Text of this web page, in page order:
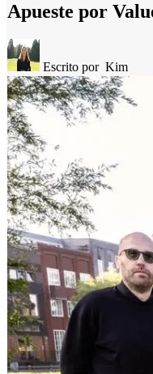
Apueste por
Escrito por Kim